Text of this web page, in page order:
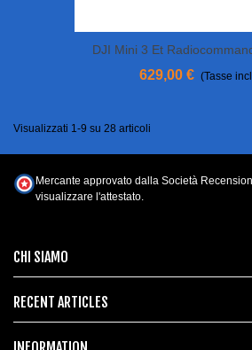
DJI Mini 3 Et
629,00 € (Tasse
Visualizzati 1-9 su 28 articoli
CHI SIAMO
RECENT ARTICLES
Mercante approvato dalla Società
visualizzare l'attestato.